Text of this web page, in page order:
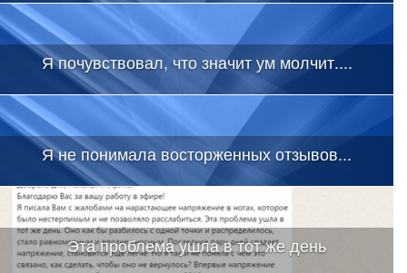
Я почувствовал, что значит ум молчит....
Я не понимала восторженных отзывов...
Эта проблема ушла в тот же день